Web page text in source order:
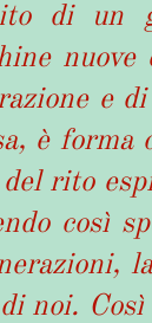
di un
e
è forma
rito
così
noi.